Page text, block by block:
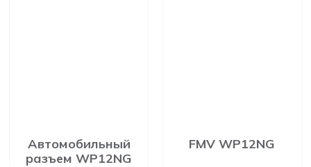
Автомобильный
разъем WP12NG
FMV WP12NG